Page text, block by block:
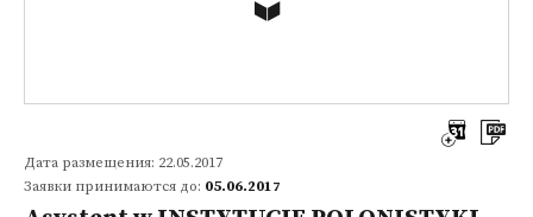
Дата размещения: 22.05.2017
Заявки принимаются до: 05.06.2017